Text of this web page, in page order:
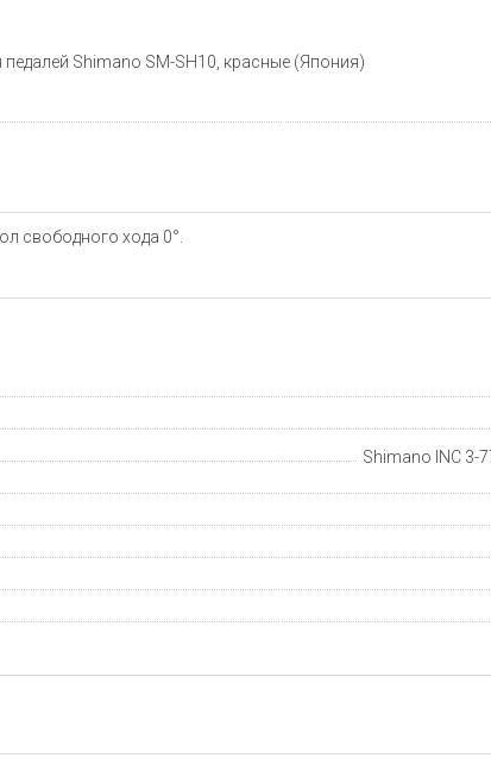
педалей Shimano SM-SH10, красные (Япония)
свободного хода 0°.
Shimano INC 3-